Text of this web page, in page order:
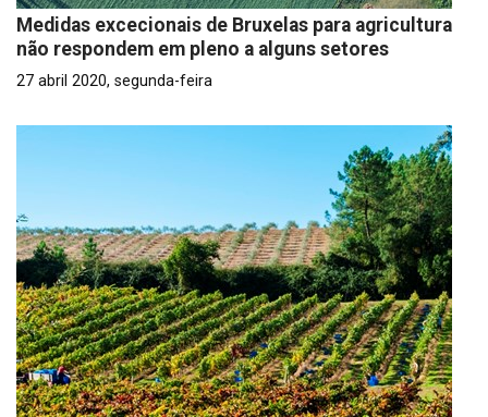
Medidas excecionais de Bruxelas para agricultura
não respondem em pleno a alguns setores
27 abril 2020, segunda-feira